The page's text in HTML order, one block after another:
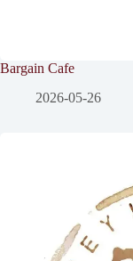
Bargain Cafe
2026-05-26